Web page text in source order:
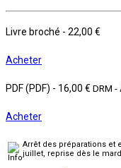
Livre broché - 22,00 €
Acheter
PDF (PDF) - 16,00 € DRM -
Acheter
Arrêt des préparations et
juillet, reprise dès le